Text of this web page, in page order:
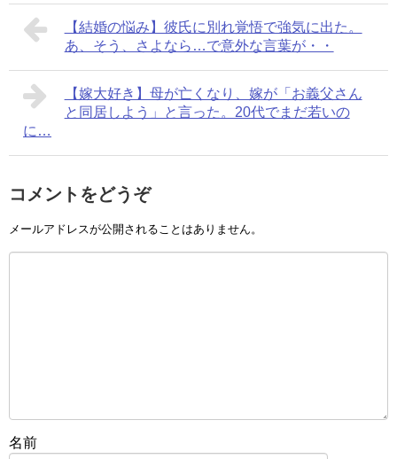
【結婚の悩み】彼氏に別れ覚悟で強気に出た。
あ、そう、さよなら…で意外な言葉が・・
【嫁大好き】母が亡くなり、嫁が「お義父さん
と同居しよう」と言った。20代でまだ若いの
に…
コメントをどうぞ
メールアドレスが公開されることはありません。
名前